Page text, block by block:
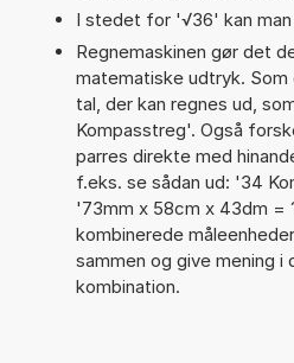
I stedet for '√36' kan
Regnemaskinen gør det
matematiske udtryk.
tal, der kan regnes ud,
Kompasstreg'. Også
parres direkte med
f.eks. se sådan ud: '34
'73mm x 58cm x 43dm =
kombinerede
sammen og give mening
kombination.